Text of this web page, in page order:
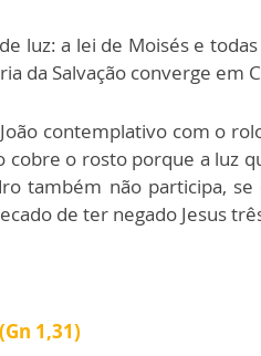
luz: a lei de Moisés e
da Salvação converge em
contemplativo com o
o rosto porque a luz
também não participa, se
de ter negado Jesus
(Gn 1,31)